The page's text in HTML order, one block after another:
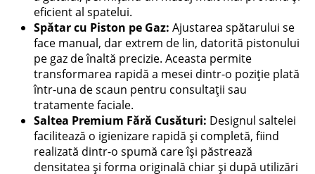
eficient al spatelui.
Spătar cu Piston pe Gaz: Ajustarea spătarului se
face manual, dar extrem de lin, datorită pistonului
pe gaz de înaltă precizie. Aceasta permite
transformarea rapidă a mesei dintr-o poziție plată
într-una de scaun pentru consultații sau
tratamente faciale.
Saltea Premium Fără Cusături: Designul saltelei
facilitează o igienizare rapidă și completă, fiind
realizată dintr-o spumă care își păstrează
densitatea și forma originală chiar și după utilizări